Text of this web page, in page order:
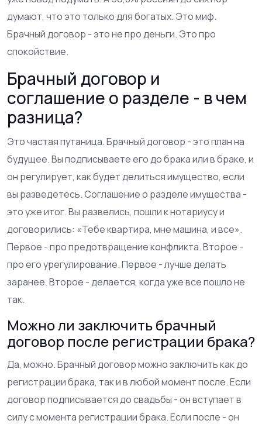
думают, что это только для богатых. Это миф.
Брачный договор - это не про деньги. Это про
спокойствие.
Брачный договор и
соглашение о разделе - в чем
разница?
Это частая путаница. Брачный договор - это план на
будущее. Вы подписываете его до брака или в браке, и
он регулирует, как будет делиться имущество, если
вы разведетесь. Соглашение о разделе имущества -
это уже итог. Вы развелись, пошли к нотариусу и
договорились: «Тебе квартира, мне машина, и все».
Первое - про предотвращение конфликта. Второе -
про его урегулирование. Первое - лучше делать
заранее. Второе - делается, когда уже все пошло не
так.
Можно ли заключить брачный
договор после регистрации брака?
Да, можно. Брачный договор можно заключить как до
регистрации брака, так и в любой момент после. Если
договор подписывается до свадьбы - он вступает в
силу с момента регистрации брака. Если после - он